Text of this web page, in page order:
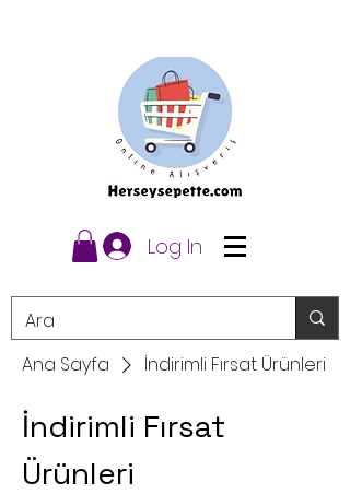
Log In
Ana Sayfa İndirimli Fırsat Ürünleri
İndirimli Fırsat
Ürünleri